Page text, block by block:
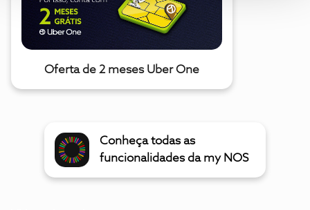
Oferta de 2 meses Uber One
Conheça todas as
funcionalidades da my NOS